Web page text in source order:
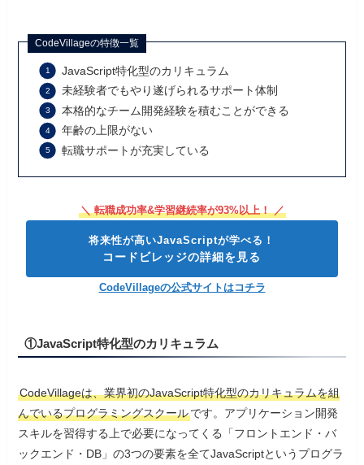
CodeVillageの特徴一覧
JavaScript特化型のカリキュラム
未経験者でもやり遂げられるサポート体制
本格的なチーム開発経験を積むことができる
年齢の上限がない
転職サポートが充実している
＼ 転職成功率&学習継続率が93%以上！ ／
将来性が高いJavaScriptが学べる！
コードビレッジの詳細を見る
CodeVillageの公式サイトはコチラ
①JavaScript特化型のカリキュラム
CodeVillageは、業界初のJavaScript特化型のカリキュラムを組
んでいるプログラミングスクールです。アプリケーション開発
スキルを習得する上で必要になってくる「フロントエンド・バ
ックエンド・DB」の3つの要素を全てJavaScriptというプログラ